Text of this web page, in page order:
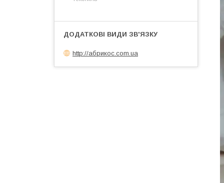
http://абрикос.com.ua